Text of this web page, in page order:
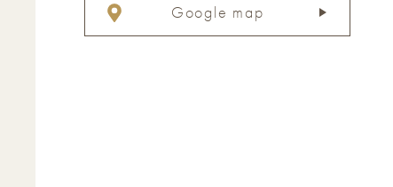
Google map